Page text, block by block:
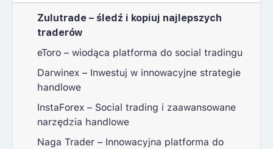
Zulutrade – śledź i kopiuj najlepszych
traderów
eToro – wiodąca platforma do social tradingu
Darwinex – Inwestuj w innowacyjne strategie
handlowe
InstaForex – Social trading i zaawansowane
narzędzia handlowe
Naga Trader – Innowacyjna platforma do